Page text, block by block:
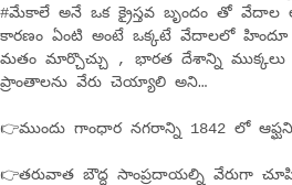
#మేకాలే అనే ఒక క్రైస్తవ బృందం తో వేదాల
కారణం ఏంటి అంటే ఒక్కటే వేదాలలో హిందూ
మతం మార్చొచ్చు , భారత దేశాన్ని ముక్కలు
ప్రాంతాలను వేరు చెయ్యాలి అని…
👉ముందు గాంధార నగరాన్ని 1842 లో
👉తరువాత బౌద్ధ సాంప్రదాయల్ని వేరుగా